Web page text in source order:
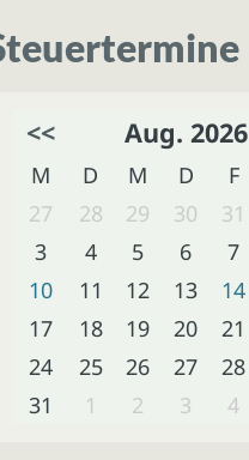
<< Aug. 2026
M D M D F
27
28 29 30 31
3
4 5 6 7
10
11 12 13 14
17
18 19 20 21
24
25 26 27 28
31
1 2 3 4